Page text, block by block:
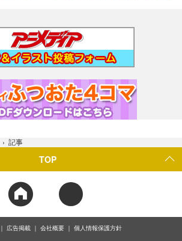
› 記事
TOP
広告掲載 会社概要 個人情報保護方針